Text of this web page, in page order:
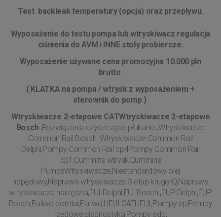
Test backleak temperatury (opcja) oraz przepływu.
Wyposażenie do testu pompa lub wtryskiwacz regulacja
ciśnienia do AVM i INNE stoły probiercze.
Wyposażenie używane cena promocyjna 10.000 pln
brutto
( KLATKA na pompa / wtrysk z wyposażeniem +
sterownik do pomp )
Wtryskiwacze 2-etapowe CATWtryskiwacze 2-etapowe
Bosch ,Rozwiązania czyszczące płukanie ,Wtryskiwacze
Common Rail Bosch ,Wtryskiwacze Common Rail
Delphi,Pompy Common Rail cp4Pompy Common Rail
cp1,Cummins wtrysk,Cummins
PumpsWtryskiwacze,Niestandardowy olej
napędowy,Naprawa wtryskiwacza 3 etap krugerQ,Naprawa
wtryskiwacza narzędzia,EUI Delphi,EUI Bosch ,EUP Delphi,EUP
Bosch,Paliwo pomiar,Paliwo,HEUI CATHEUI,Pompy vp,Pompy
rzędowe,diagnostyka,Pompy edc,